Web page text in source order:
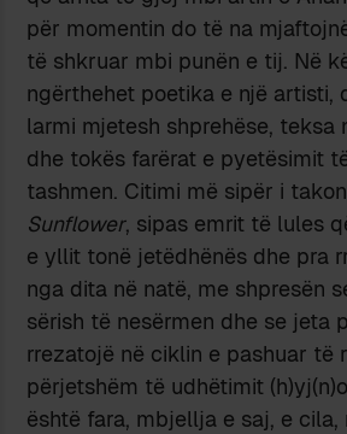
për momentin do të na
të shkruar mbi punën e tij. Në
ngërthehet poetika e një artisti,
larmi mjetesh shprehëse,
dhe tokës farërat e pyetësimit
tashmen. Citimi më sipër i
Sunflower, sipas emrit të lules
e yllit tonë jetëdhënës dhe pra
nga dita në natë, me shpresën
sërish të nesërmen dhe se jeta
rrezatojë në ciklin e pashuar të
përjetshëm të udhëtimit
është fara, mbjellja e saj, e cila,